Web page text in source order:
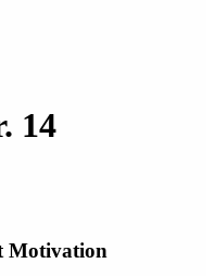
14
Motivation